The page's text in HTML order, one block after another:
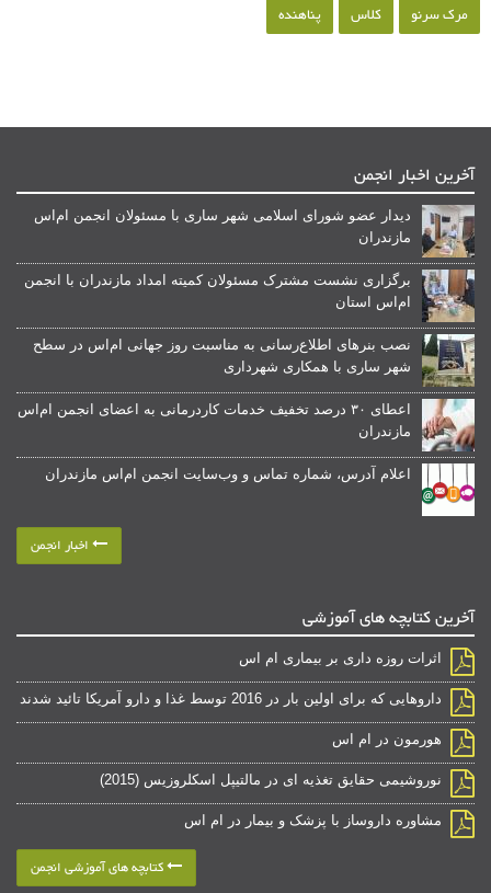
مرک سرنو کلاس پناهنده
آخرین اخبار انجمن
دیدار عضو شورای اسلامی شهر ساری با مسئولان انجمن ام‌اس
مازندران
برگزاری نشست مشترک مسئولان کمیته امداد مازندران با انجمن
ام‌اس استان
نصب بنرهای اطلاع‌رسانی به مناسبت روز جهانی ام‌اس در سطح
شهر ساری با همکاری شهرداری
اعطای ۳۰ درصد تخفیف خدمات کاردرمانی به اعضای انجمن ام‌اس
مازندران
اعلام آدرس، شماره تماس و وب‌سایت انجمن ام‌اس مازندران
اخبار انجمن
آخرین کتابچه های آموزشی
اثرات روزه داری بر بیماری ام اس
داروهایی که برای اولین بار در 2016 توسط غذا و دارو آمریکا تائید شدند
هورمون در ام اس
نوروشیمی حقایق تغذیه ای در مالتیپل اسکلروزیس (2015)
مشاوره داروساز با پزشک و بیمار در ام اس
کتابچه های آموزشی انجمن